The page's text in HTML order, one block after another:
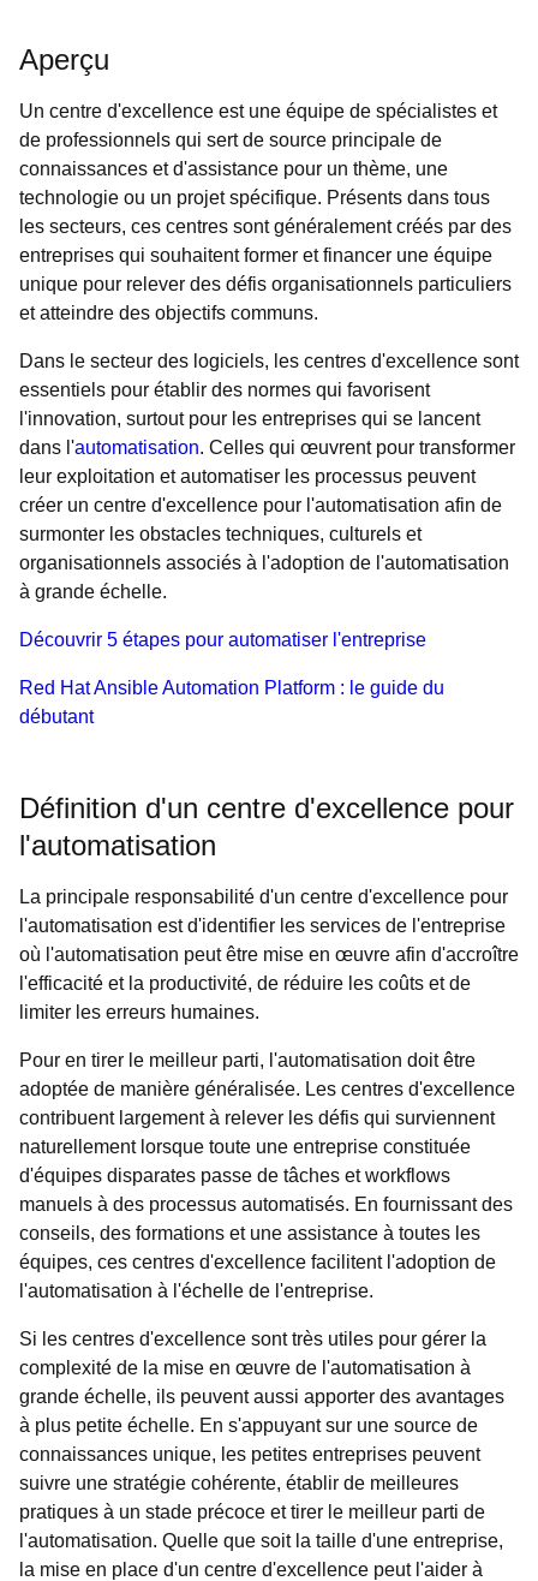
Aperçu
Un centre d'excellence est une équipe de spécialistes et
de professionnels qui sert de source principale de
connaissances et d'assistance pour un thème, une
technologie ou un projet spécifique. Présents dans tous
les secteurs, ces centres sont généralement créés par des
entreprises qui souhaitent former et financer une équipe
unique pour relever des défis organisationnels particuliers
et atteindre des objectifs communs.
Dans le secteur des logiciels, les centres d'excellence sont
essentiels pour établir des normes qui favorisent
l'innovation, surtout pour les entreprises qui se lancent
dans l'automatisation. Celles qui œuvrent pour transformer
leur exploitation et automatiser les processus peuvent
créer un centre d'excellence pour l'automatisation afin de
surmonter les obstacles techniques, culturels et
organisationnels associés à l'adoption de l'automatisation
à grande échelle.
Découvrir 5 étapes pour automatiser l'entreprise
Red Hat Ansible Automation Platform : le guide du
débutant
Définition d'un centre d'excellence pour
l'automatisation
La principale responsabilité d'un centre d'excellence pour
l'automatisation est d'identifier les services de l'entreprise
où l'automatisation peut être mise en œuvre afin d'accroître
l'efficacité et la productivité, de réduire les coûts et de
limiter les erreurs humaines.
Pour en tirer le meilleur parti, l'automatisation doit être
adoptée de manière généralisée. Les centres d'excellence
contribuent largement à relever les défis qui surviennent
naturellement lorsque toute une entreprise constituée
d'équipes disparates passe de tâches et workflows
manuels à des processus automatisés. En fournissant des
conseils, des formations et une assistance à toutes les
équipes, ces centres d'excellence facilitent l'adoption de
l'automatisation à l'échelle de l'entreprise.
Si les centres d'excellence sont très utiles pour gérer la
complexité de la mise en œuvre de l'automatisation à
grande échelle, ils peuvent aussi apporter des avantages
à plus petite échelle. En s'appuyant sur une source de
connaissances unique, les petites entreprises peuvent
suivre une stratégie cohérente, établir de meilleures
pratiques à un stade précoce et tirer le meilleur parti de
l'automatisation. Quelle que soit la taille d'une entreprise,
la mise en place d'un centre d'excellence peut l'aider à